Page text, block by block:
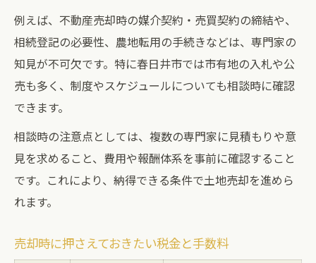
例えば、不動産売却時の媒介契約・売買契約の締結や、
相続登記の必要性、農地転用の手続きなどは、専門家の
知見が不可欠です。特に春日井市では市有地の入札や公
売も多く、制度やスケジュールについても相談時に確認
できます。
相談時の注意点としては、複数の専門家に見積もりや意
見を求めること、費用や報酬体系を事前に確認すること
です。これにより、納得できる条件で土地売却を進めら
れます。
売却時に押さえておきたい税金と手数料